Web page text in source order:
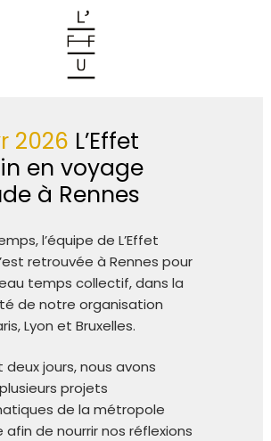
2026 L’Effet
en voyage
à Rennes
l’équipe de L’Effet
retrouvée à Rennes pour
temps collectif, dans la
de notre organisation
Lyon et Bruxelles.
deux jours, nous avons
projets
de la métropole
afin de nourrir nos réflexions